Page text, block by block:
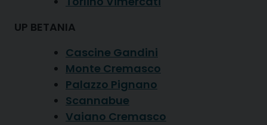
UP BETANIA
Cascine Gandini
Monte Cremasco
Palazzo Pignano
Scannabue
Vaiano Cremasco